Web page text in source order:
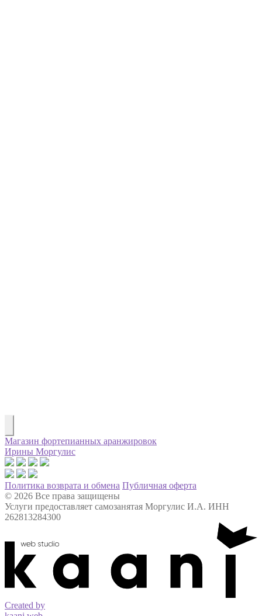
Магазин фортепианных аранжировок
Ирины Моргулис
Политика возврата и обмена Публичная оферта
© 2026 Все права защищены
Услуги предоставляет самозанятая Моргулис И.А. ИНН
262813284300
Created by